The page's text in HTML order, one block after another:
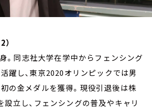
。同志社大学在学中からフェンシング
躍し、東京2020オリンピックでは男
の金メダルを獲得。現役引退後は株
立し、フェンシングの普及やキャリ